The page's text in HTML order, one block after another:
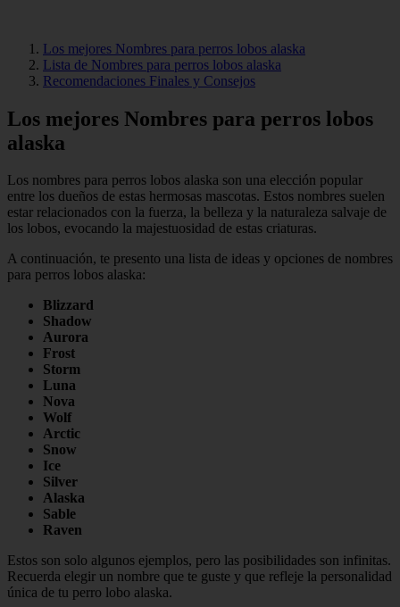
Los mejores Nombres para perros lobos alaska
Lista de Nombres para perros lobos alaska
Recomendaciones Finales y Consejos
Los mejores Nombres para perros lobos
alaska
Los nombres para perros lobos alaska son una elección popular
entre los dueños de estas hermosas mascotas. Estos nombres suelen
estar relacionados con la fuerza, la belleza y la naturaleza salvaje de
los lobos, evocando la majestuosidad de estas criaturas.
A continuación, te presento una lista de ideas y opciones de nombres
para perros lobos alaska:
Blizzard
Shadow
Aurora
Frost
Storm
Luna
Nova
Wolf
Arctic
Snow
Ice
Silver
Alaska
Sable
Raven
Estos son solo algunos ejemplos, pero las posibilidades son infinitas.
Recuerda elegir un nombre que te guste y que refleje la personalidad
única de tu perro lobo alaska.